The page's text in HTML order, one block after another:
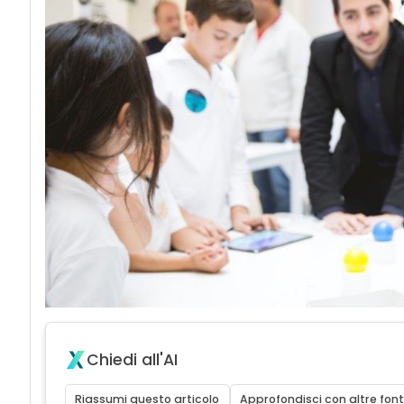
Chiedi all'AI
Riassumi questo articolo Approfondisci con altre